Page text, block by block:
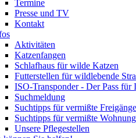
Termine
Presse und TV
Kontakt
Aktivitäten
Katzenfangen
Schlafhaus für wilde Katzen
Futterstellen für wildlebende
ISO-Transponder - Der Pass für
Suchmeldung
Suchtipps für vermißte
Suchtipps für vermißte
Unsere Pflegestellen